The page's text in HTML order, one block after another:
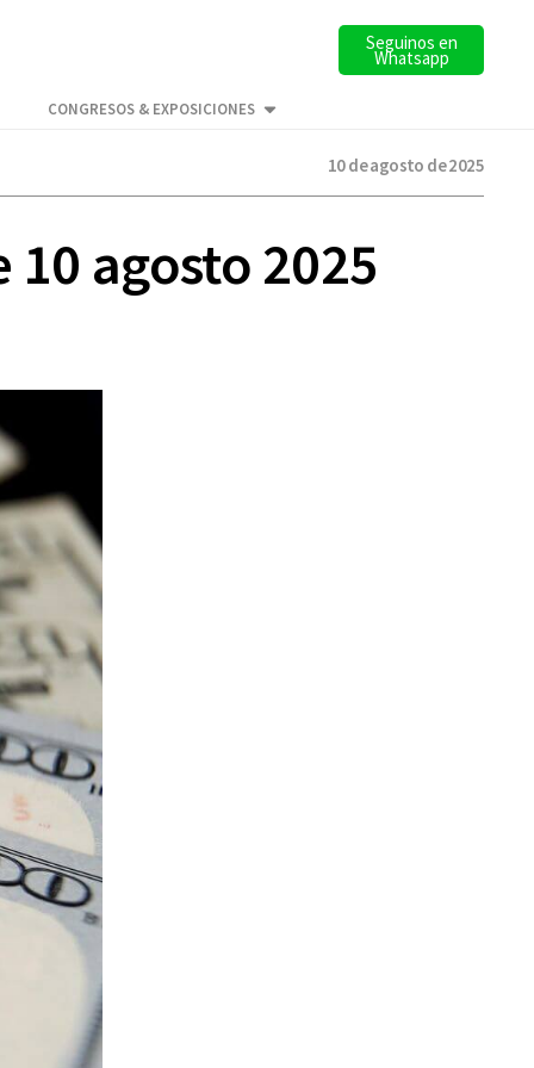
Seguinos en
Whatsapp
CONGRESOS & EXPOSICIONES
10 de agosto de 2025
10 agosto 2025